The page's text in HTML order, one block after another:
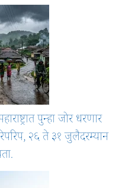
पुन्हा जोर धरणार
२६ ते ३१ जुलैदरम्यान